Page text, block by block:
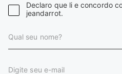
Declaro que li e concordo
jeandarrot.